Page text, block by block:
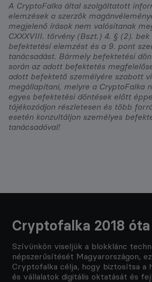
A CryptoFalka által szolgáltatott
elemzések a szerzők
megjelenő írások nem valósítanak
CXXXVIII. törvény (Bszt.) 4. § (2).
befektetési elemzést és a 9. pont
tanácsadást. Bármely befektetési
során az adott befektetés
adott befektető személyére szabott
megállapítani, melyre a CryptoFalka
egyes befektetési döntések előtt
tájékozódjon részletesen és több
esetén konzultáljon személyes
tanácsadóval!
Cryptofalka 2018 óta
Szívünkön viseljük a blokklánc
népszerűsítését Magyarországon,
Cryptofalka célja, hogy biztosítsa a
és vállalatok digitális oktatását és